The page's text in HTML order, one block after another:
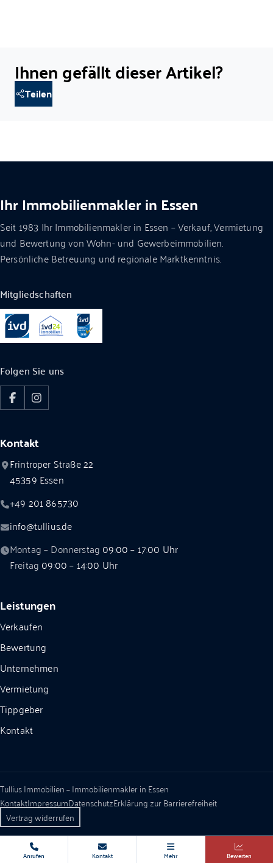
Ihnen gefällt dieser Artikel?
Teilen
Anrufen Kontakt Mehr Bewerten
Ihr Immobilienmakler in Essen
Seit 1983 Ihr Immobilienmakler in Essen – Verkauf, Vermietung
und Bewertung von Wohn- und Gewerbeimmobilien.
Persönliche Betreuung und regionale Marktkenntnis.
Mitgliedschaften
Folgen Sie uns
FacebookInstagram
Kontakt
Frintroper Straße 22
45359 Essen
+49 201 865730
info@tullius.de
Montag – Donnerstag 09:00 – 17:00 Uhr
Freitag 09:00 – 14:00 Uhr
Leistungen
Verkaufen
Bewertung
Unternehmen
Vermietung
Tippgeber
Kontakt
Tullius Immobilien – Immobilienmakler in Essen
KontaktImpressumDatenschutzErklärung zur Barrierefreiheit
Vertrag widerrufen